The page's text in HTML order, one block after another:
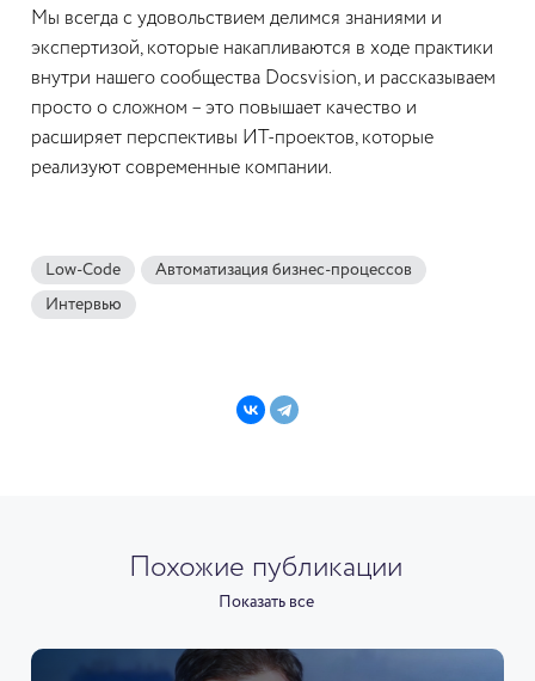
Мы всегда с удовольствием делимся знаниями и
экспертизой, которые накапливаются в ходе практики
внутри нашего сообщества Docsvision, и рассказываем
просто о сложном – это повышает качество и
расширяет перспективы ИТ-проектов, которые
реализуют современные компании.
Low-Code Автоматизация бизнес-процессов
Интервью
Похожие публикации
Показать все